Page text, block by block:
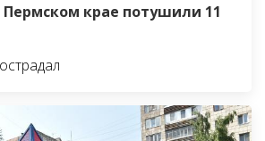
Пермском крае потушили 11